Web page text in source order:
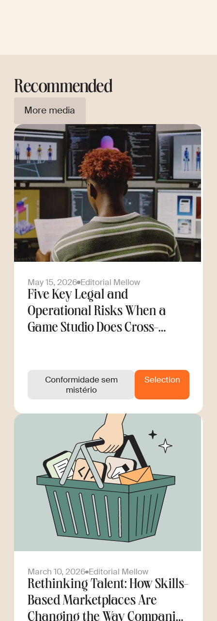
Recommended
More media
May 15, 2026 Editorial Mellow
Five Key Legal and
Operational Risks When a
Game Studio Does Cross-
Conformidade sem
mistério
Selection
March 10, 2026 Editorial Mellow
Rethinking Talent: How Skills-
Based Marketplaces Are